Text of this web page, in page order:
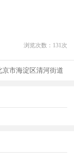
浏览次数： 131 次
京市海淀区清河街道